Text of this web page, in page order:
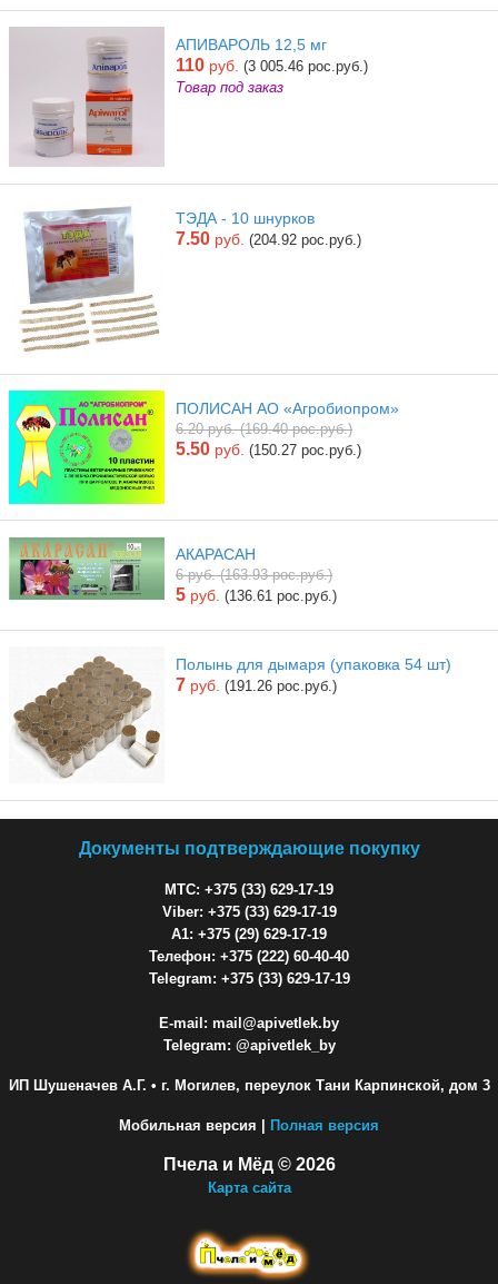
АПИВАРОЛЬ 12,5 мг
110 руб. (3 005.46 рос.руб.)
Товар под заказ
ТЭДА - 10 шнурков
7.50 руб. (204.92 рос.руб.)
ПОЛИСАН АО «Агробиопром»
6.20 руб. (169.40 рос.руб.)
5.50 руб. (150.27 рос.руб.)
АКАРАСАН
6 руб. (163.93 рос.руб.)
5 руб. (136.61 рос.руб.)
Полынь для дымаря (упаковка 54 шт)
7 руб. (191.26 рос.руб.)
Документы подтверждающие покупку
МТС: +375 (33) 629-17-19
Viber: +375 (33) 629-17-19
A1: +375 (29) 629-17-19
Телефон: +375 (222) 60-40-40
Telegram: +375 (33) 629-17-19
E-mail: mail@apivetlek.by
Telegram: @apivetlek_by
ИП Шушеначев А.Г. • г. Могилев, переулок Тани Карпинской, дом 3
Мобильная версия | Полная версия
Пчела и Мёд © 2026
Карта сайта